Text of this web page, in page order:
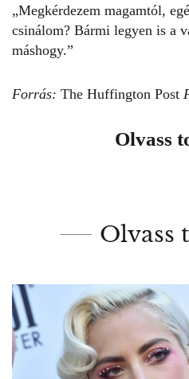
„Megkérdezem magamtól,
csinálom? Bármi legyen is a
máshogy.”
Forrás: The Huffington Post
Olvass
Olvass